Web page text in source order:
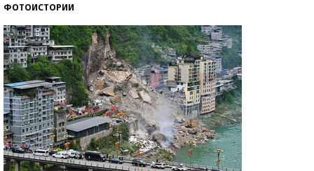
ФОТОИСТОРИИ